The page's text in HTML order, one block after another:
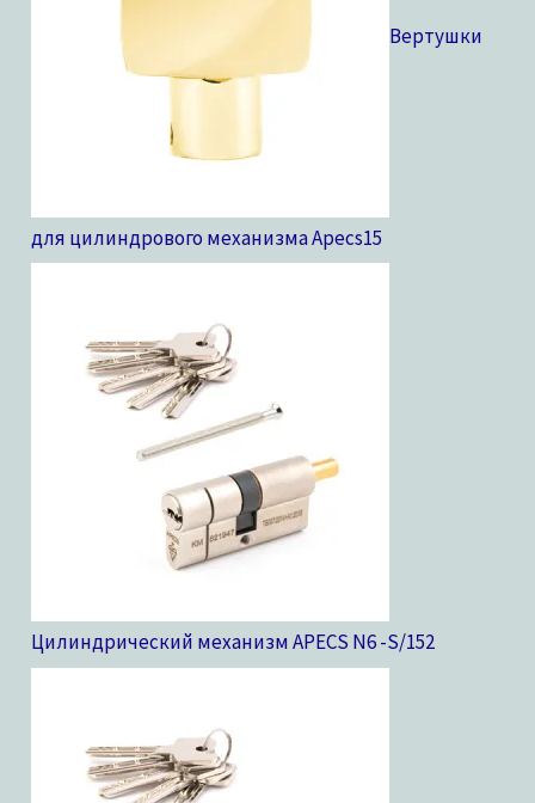
Вертушки
для цилиндрового механизма Apecs15
Цилиндрический механизм APECS N6 -S/152